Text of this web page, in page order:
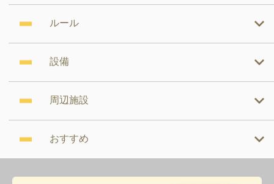
ルール
設備
周辺施設
おすすめ